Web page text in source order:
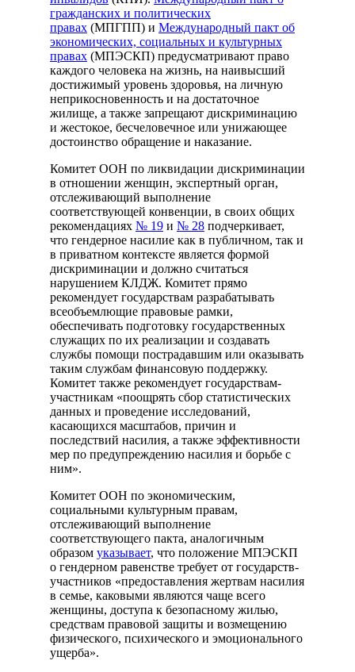
гражданских и политических
правах (МПГПП) и Международный пакт об
экономических, социальных и культурных
правах (МПЭСКП) предусматривают право
каждого человека на жизнь, на наивысший
достижимый уровень здоровья, на личную
неприкосновенность и на достаточное
жилище, а также запрещают дискриминацию
и жестокое, бесчеловечное или унижающее
достоинство обращение и наказание.
Комитет ООН по ликвидации дискриминации
в отношении женщин, экспертный орган,
отслеживающий выполнение
соответствующей конвенции, в своих общих
рекомендациях № 19 и № 28 подчеркивает,
что гендерное насилие как в публичном, так и
в приватном контексте является формой
дискриминации и должно считаться
нарушением КЛДЖ. Комитет прямо
рекомендует государствам разрабатывать
всеобъемлющие правовые рамки,
обеспечивать подготовку государственных
служащих по их реализации и создавать
службы помощи пострадавшим или оказывать
таким службам финансовую поддержку.
Комитет также рекомендует государствам-
участникам «поощрять сбор статистических
данных и проведение исследований,
касающихся масштабов, причин и
последствий насилия, а также эффективности
мер по предупреждению насилия и борьбе с
ним».
Комитет ООН по экономическим,
социальными культурным правам,
отслеживающий выполнение
соответствующего пакта, аналогичным
образом указывает, что положение МПЭСКП
о гендерном равенстве требует от государств-
участников «предоставления жертвам насилия
в семье, каковыми являются чаще всего
женщины, доступа к безопасному жилью,
средствам правовой защиты и возмещению
физического, психического и эмоционального
ущерба».